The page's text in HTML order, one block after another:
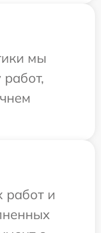
мы
работ и